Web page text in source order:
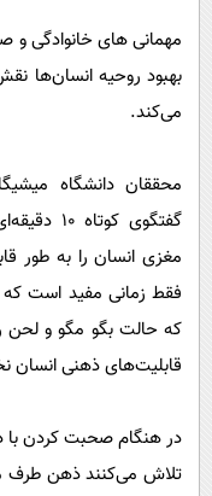
مهمانی های خانوادگی و
بهبود روحیه انسان‌ها
می‌کند.
محققان دانشگاه
گفتگوی
مغزی انسان را به طور
فقط زمانی مفید است که
که حالت بگو مگو و لحن
قابلیت‌های ذهنی انسان
در هنگام صحبت کردن با
تلاش می‌کنند ذهن طرف